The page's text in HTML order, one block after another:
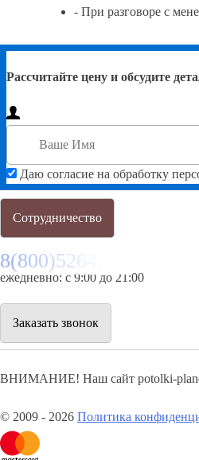
- При разговоре с
Рассчитайте цену и обсудите
Даю согласие на обработку
Сотрудничество
8(800)5264207
ежедневно: с 9:00 до 21:00
Заказать звонок
ВНИМАНИЕ! Наш сайт potolki-
© 2009 - 2026 Политика